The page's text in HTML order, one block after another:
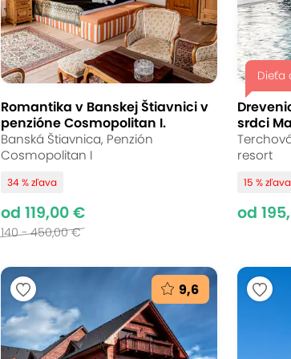
Romantika v Banskej Štiavnici v
penzióne Cosmopolitan I.
Banská Štiavnica, Penzión
Cosmopolitan I
34 % zľava
od 119,00 €
140 - 450,00 €
Dieťa
srdci
resort
15 % zľava
od
9,6